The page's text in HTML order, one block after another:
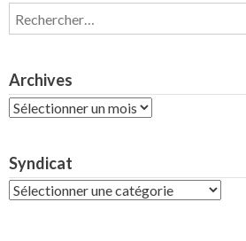
Rechercher :
Archives
Archives
Syndicat
Syndicat